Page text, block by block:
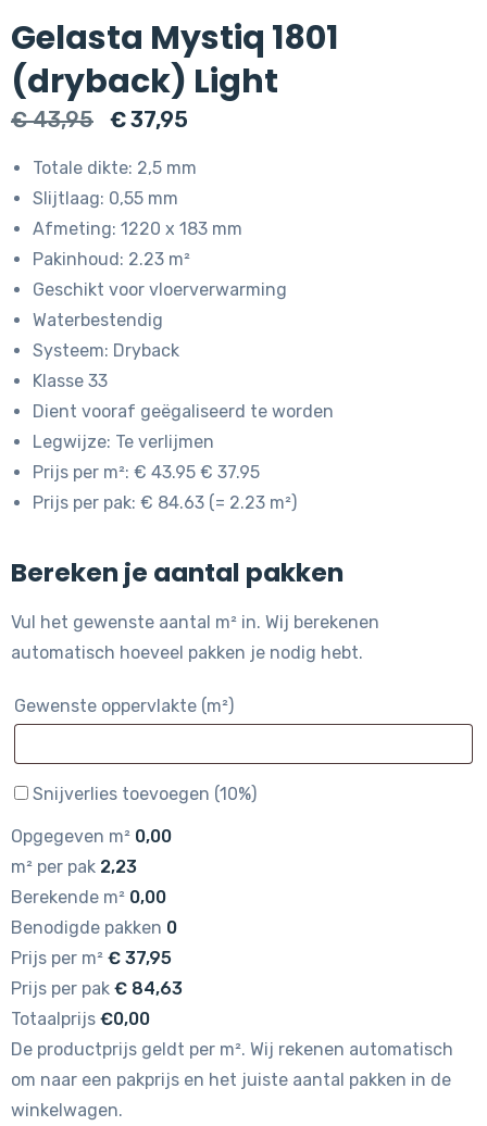
Gelasta Mystiq 1801
(dryback) Light
€43,95
Oorspronkelijke
€ 43,95.
€37,95
€ 37,95.
Totale dikte: 2,5 mm
Slijtlaag: 0,55 mm
Afmeting: 1220 x 183 mm
Pakinhoud: 2.23 m²
Geschikt voor vloerverwarming
Waterbestendig
Systeem: Dryback
Klasse 33
Dient vooraf geëgaliseerd te worden
Legwijze: Te verlijmen
Prijs per m²: € 43.95 € 37.95
Prijs per pak: € 84.63 (= 2.23 m²)
Bereken je aantal pakken
Vul het gewenste aantal m² in. Wij berekenen
automatisch hoeveel pakken je nodig hebt.
Gewenste oppervlakte (m²)
Snijverlies toevoegen (10%)
Opgegeven m² 0,00
m² per pak 2,23
Berekende m² 0,00
Benodigde pakken 0
Prijs per m² € 37,95
Prijs per pak € 84,63
Totaalprijs €0,00
De productprijs geldt per m². Wij rekenen automatisch
om naar een pakprijs en het juiste aantal pakken in de
winkelwagen.